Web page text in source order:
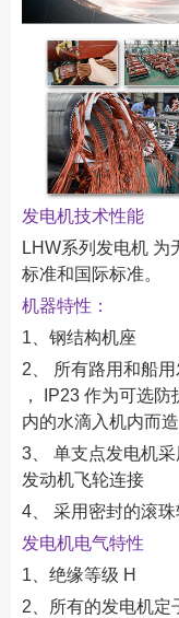
发电机技术性能
LHW系列发电机 为
标准和国际标准。
机器特性：
1、钢结构机座
2、 所有路用和船
， IP23 作为可选
内的水滴入机内而
3、 单支点发电机
发动机飞轮连接
4、 采用密封的滚
发电机电气特性
1、绝缘等级 H
2、所有的发电机定